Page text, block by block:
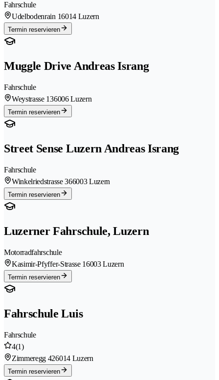
Fahrschule
Udelbodenrain 16014 Luzern
Termin reservieren
Muggle Drive Andreas Israng
Fahrschule
Weystrasse 136006 Luzern
Termin reservieren
Street Sense Luzern Andreas Israng
Fahrschule
Winkelriedstrasse 366003 Luzern
Termin reservieren
Luzerner Fahrschule, Luzern
Motorradfahrschule
Kasimir-Pfyffer-Strasse 16003 Luzern
Termin reservieren
Fahrschule Luis
Fahrschule
4(1)
Zimmeregg 426014 Luzern
Termin reservieren